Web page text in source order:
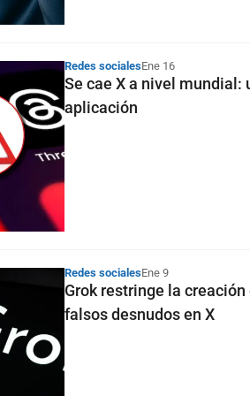
Redes socialesEne 16
Se cae X a nivel
aplicación
Redes socialesEne 9
Grok restringe la
falsos desnudos en X